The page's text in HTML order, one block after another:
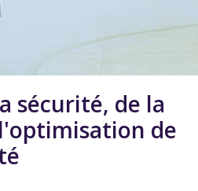
sécurité, de la
de